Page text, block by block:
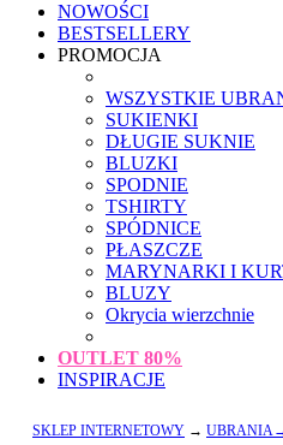
NOWOŚCI
BESTSELLERY
PROMOCJA
WSZYSTKIE
SUKIENKI
DŁUGIE SUKNIE
BLUZKI
SPODNIE
TSHIRTY
SPÓDNICE
PŁASZCZE
MARYNARKI I
BLUZY
Okrycia wierzchnie
OUTLET 80%
INSPIRACJE
SKLEP INTERNETOWY →